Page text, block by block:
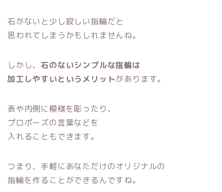
石がないと少し寂しい指輪だと
思われてしまうかもしれませんね。
しかし、石のないシンプルな指輪は
加工しやすいというメリットがあります。
表や内側に模様を彫ったり、
プロポーズの言葉などを
入れることもできます。
つまり、手軽にあなただけのオリジナルの
指輪を作ることができるんですね。